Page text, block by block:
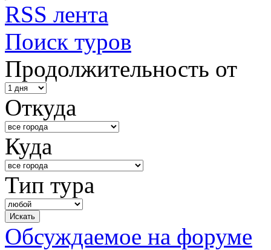
RSS лента
Поиск туров
Продолжительность от
Откуда
Куда
Тип тура
Обсуждаемое на форуме